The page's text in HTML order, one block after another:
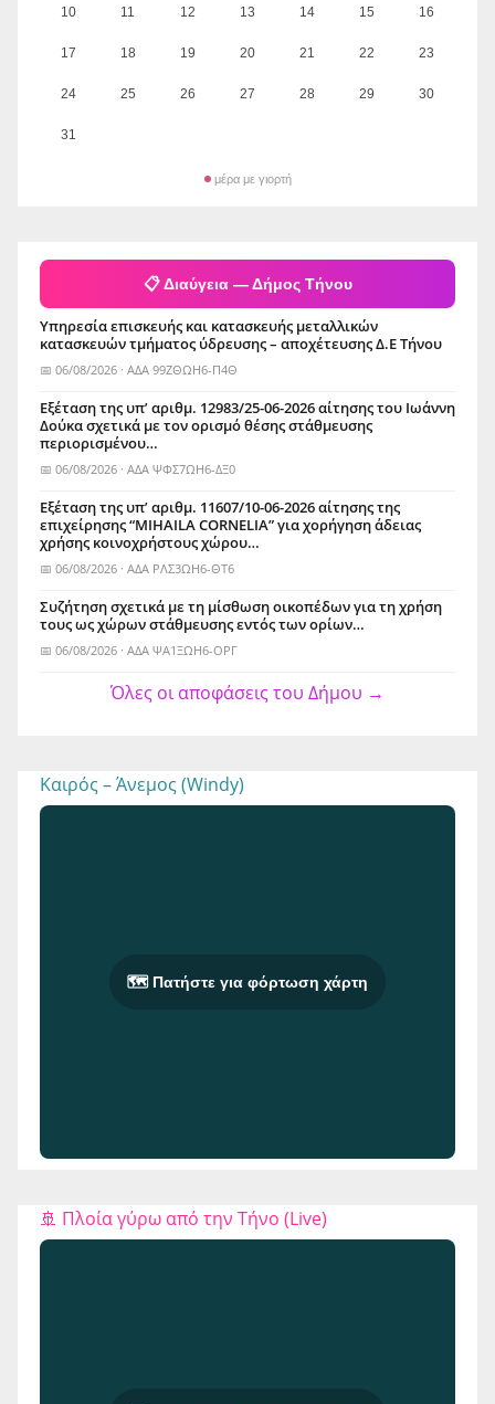
10 11 12 13 14 15 16
17 18 19 20 21 22 23
24 25 26 27 28 29 30
31
μέρα με γιορτή
📋 Διαύγεια — Δήμος Τήνου
Υπηρεσία επισκευής και κατασκευής μεταλλικών
κατασκευών τμήματος ύδρευσης – αποχέτευσης Δ.Ε Τήνου
📅 06/08/2026 · ΑΔΑ 99ΖΘΩΗ6-Π4Θ
Εξέταση της υπ’ αριθμ. 12983/25-06-2026 αίτησης του Ιωάννη
Δούκα σχετικά με τον ορισμό θέσης στάθμευσης
περιορισμένου…
📅 06/08/2026 · ΑΔΑ ΨΦΣ7ΩΗ6-ΔΞ0
Εξέταση της υπ’ αριθμ. 11607/10-06-2026 αίτησης της
επιχείρησης “MIHAILA CORNELIA” για χορήγηση άδειας
χρήσης κοινοχρήστους χώρου…
📅 06/08/2026 · ΑΔΑ ΡΛΣ3ΩΗ6-ΘΤ6
Συζήτηση σχετικά με τη μίσθωση οικοπέδων για τη χρήση
τους ως χώρων στάθμευσης εντός των ορίων…
📅 06/08/2026 · ΑΔΑ ΨΑ1ΞΩΗ6-ΟΡΓ
Όλες οι αποφάσεις του Δήμου →
Καιρός – Άνεμος (Windy)
🗺️ Πατήστε για φόρτωση χάρτη
🚢 Πλοία γύρω από την Τήνο (Live)